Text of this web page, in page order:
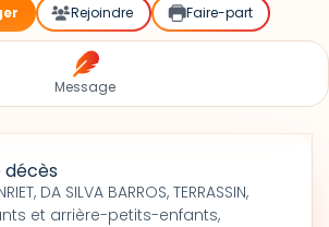
Rejoindre Faire-part
Message
DA SILVA BARROS, TERRASSIN,
et arrière-petits-enfants,